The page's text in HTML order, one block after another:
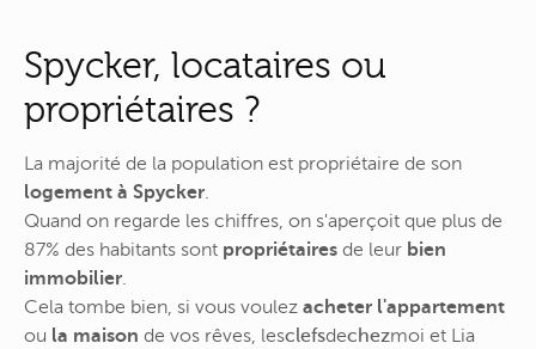
Spycker, locataires ou
propriétaires ?
La majorité de la population est propriétaire de son
logement à Spycker.
Quand on regarde les chiffres, on s'aperçoit que plus de
87% des habitants sont propriétaires de leur bien
immobilier.
Cela tombe bien, si vous voulez acheter l'appartement
ou la maison de vos rêves, lesclefsdechezmoi et Lia